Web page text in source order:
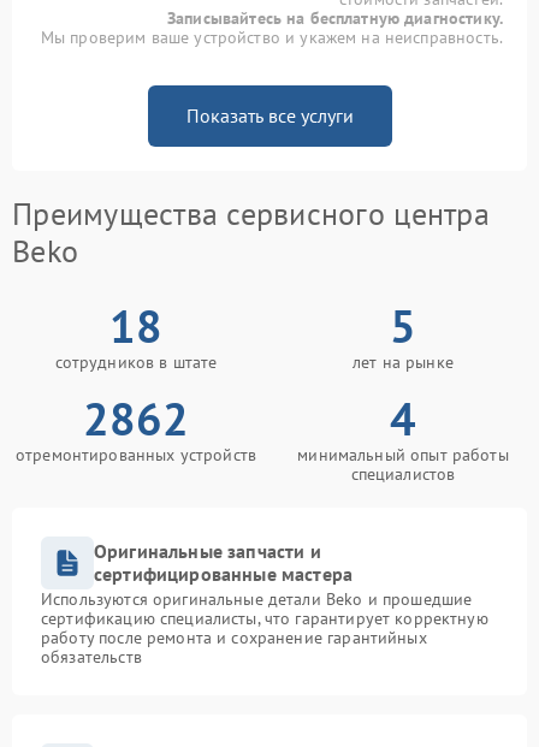
Записывайтесь на бесплатную диагностику.
Мы проверим ваше устройство и укажем на неисправность.
Показать все услуги
Преимущества сервисного центра
Beko
18
сотрудников в штате
5
лет на рынке
2862
отремонтированных устройств
4
минимальный опыт работы
специалистов
Оригинальные запчасти и
сертифицированные мастера
Используются оригинальные детали Beko и прошедшие
сертификацию специалисты, что гарантирует корректную
работу после ремонта и сохранение гарантийных
обязательств